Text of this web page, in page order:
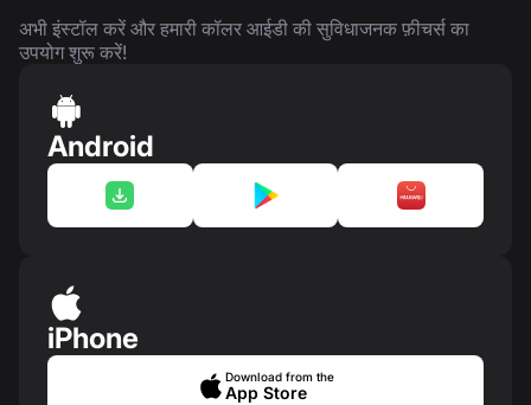
अभी इंस्टॉल करें और हमारी कॉलर आईडी की सुविधाजनक फ़ीचर्स का
उपयोग शुरू करें!
Android
iPhone
Download from the
App Store